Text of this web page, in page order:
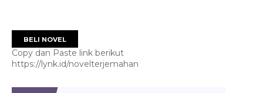
BELI NOVEL
Copy dan Paste link berikut
https://lynk.id/novelterjemahan